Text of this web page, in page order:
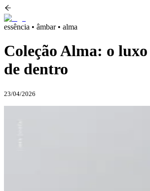
essência • âmbar • alma
Coleção Alma: o
de dentro
23/04/2026